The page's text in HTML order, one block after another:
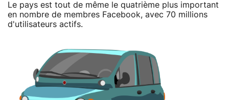
Le pays est tout de même le quatrième plus important
en nombre de membres Facebook, avec 70 millions
d'utilisateurs actifs.